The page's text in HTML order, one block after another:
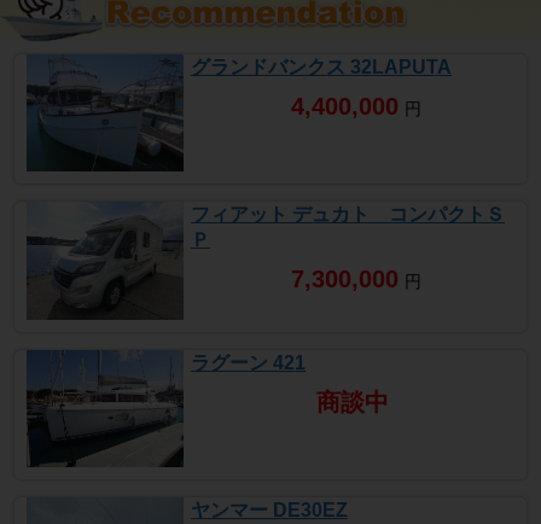
グランドバンクス 32LAPUTA
4,400,000 円
フィアット デュカト コンパクトＳ
Ｐ
7,300,000 円
ラグーン 421
商談中
ヤンマー DE30EZ